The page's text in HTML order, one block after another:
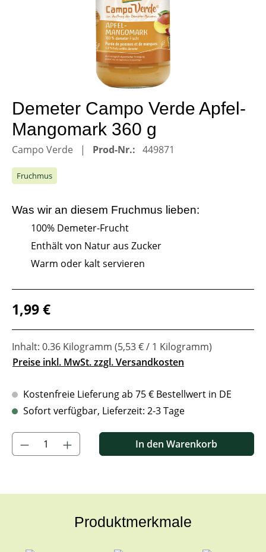
Demeter Campo Verde Apfel-
Mangomark 360 g
Campo Verde Prod-Nr.: 449871
Fruchmus
Was wir an diesem Fruchmus lieben:
100% Demeter-Frucht
Enthält von Natur aus Zucker
Warm oder kalt servieren
Regulärer Preis:
1,99 €
Inhalt: 0.36 Kilogramm (5,53 € / 1 Kilogramm)
Preise inkl. MwSt. zzgl. Versandkosten
Kostenfreie Lieferung ab 75 € Bestellwert in DE
Sofort verfügbar, Lieferzeit: 2-3 Tage
Produkt Anzahl: Gib den gewünschten Wert ein oder benutze
In den Warenkorb
Produktmerkmale